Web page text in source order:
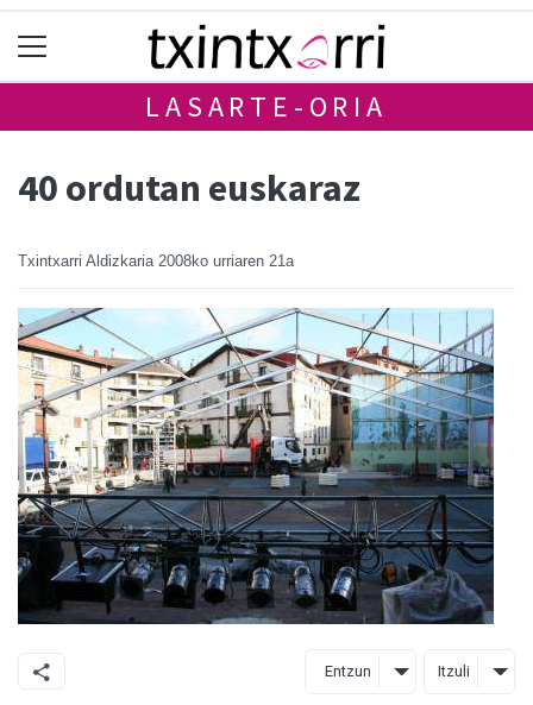
LASARTE-ORIA
40 ordutan euskaraz
Txintxarri Aldizkaria 2008ko urriaren 21a
Entzun Itzuli